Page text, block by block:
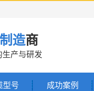
造商
产与研发
型号 成功案例